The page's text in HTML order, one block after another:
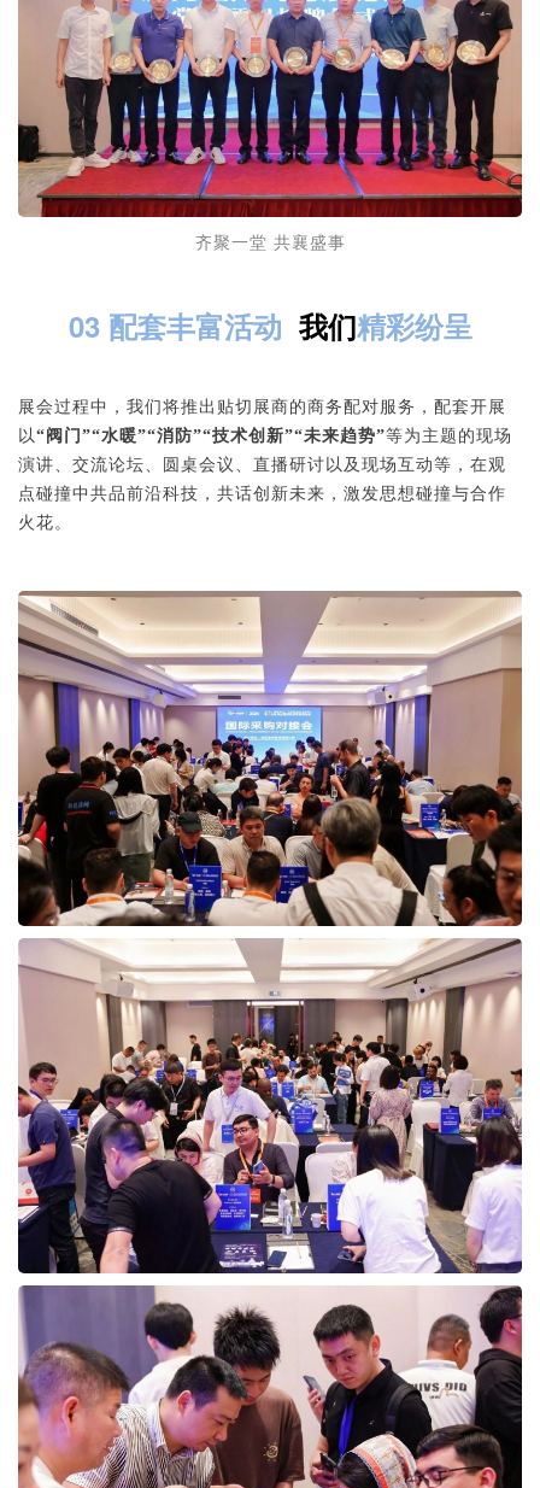
齐聚一堂 共襄盛事
03 配套丰富活动 我们精彩纷呈
展会过程中，我们将推出贴切展商的商务配对服务，配套开展
以 “阀门”“水暖”“消防”“技术创新”“未来趋势”等为主题的现场
演讲、交流论坛、圆桌会议、直播研讨以及现场互动等，在观
点碰撞中共品前沿科技，共话创新未来，激发思想碰撞与合作
火花。